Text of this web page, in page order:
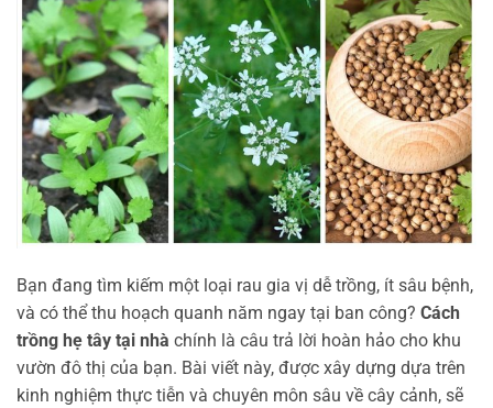
Bạn đang tìm kiếm một loại rau gia vị dễ trồng, ít sâu bệnh,
và có thể thu hoạch quanh năm ngay tại ban công? Cách
trồng hẹ tây tại nhà chính là câu trả lời hoàn hảo cho khu
vườn đô thị của bạn. Bài viết này, được xây dựng dựa trên
kinh nghiệm thực tiễn và chuyên môn sâu về cây cảnh, sẽ